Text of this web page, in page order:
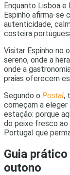
Enquanto Lisboa
Espinho afirma-se
autenticidade,
costeira
Visitar Espinho no
sereno, onde a
onde a
praias oferecem
Segundo o Postal,
começam a eleger
estação: porque
do peixe fresco ao
Portugal que
Guia
outono